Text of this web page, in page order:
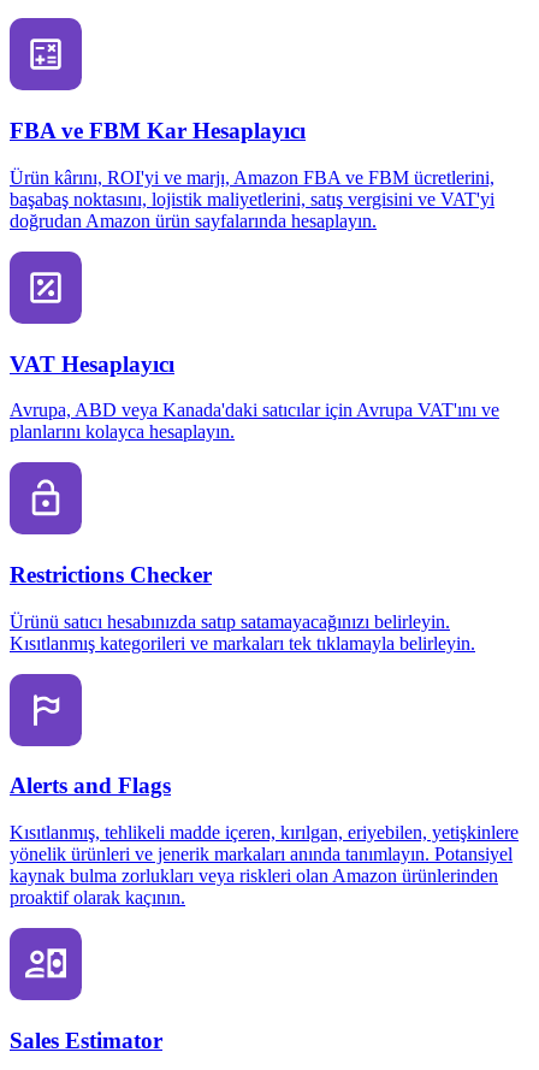
FBA ve FBM Kar Hesaplayıcı
Ürün kârını, ROI'yi ve marjı, Amazon FBA ve FBM ücretlerini,
başabaş noktasını, lojistik maliyetlerini, satış vergisini ve VAT'yi
doğrudan Amazon ürün sayfalarında hesaplayın.
VAT Hesaplayıcı
Avrupa, ABD veya Kanada'daki satıcılar için Avrupa VAT'ını ve
planlarını kolayca hesaplayın.
Restrictions Checker
Ürünü satıcı hesabınızda satıp satamayacağınızı belirleyin.
Kısıtlanmış kategorileri ve markaları tek tıklamayla belirleyin.
Alerts and Flags
Kısıtlanmış, tehlikeli madde içeren, kırılgan, eriyebilen, yetişkinlere
yönelik ürünleri ve jenerik markaları anında tanımlayın. Potansiyel
kaynak bulma zorlukları veya riskleri olan Amazon ürünlerinden
proaktif olarak kaçının.
Sales Estimator